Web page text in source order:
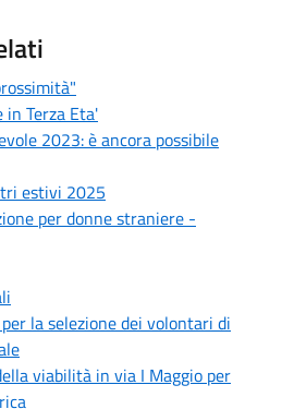
in Terza Eta'
2023: è ancora possibile
estivi 2025
per donne straniere -
la selezione dei volontari di
viabilità in via I Maggio per